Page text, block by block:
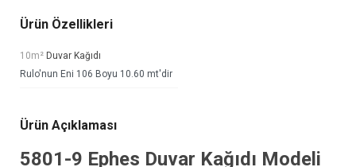
Ürün Özellikleri
10m² Duvar Kağıdı
Rulo'nun Eni 106 Boyu 10.60 mt'dir
Ürün Açıklaması
5801-9 Ephes Duvar Kağıdı Modeli